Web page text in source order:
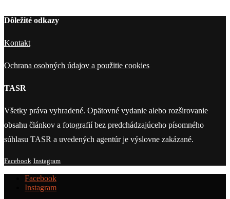
Dôležité odkazy
Kontakt
Ochrana osobných údajov a použitie cookies
TASR
Všetky práva vyhradené. Opätovné vydanie alebo rozširovanie
obsahu článkov a fotografií bez predchádzajúceho písomného
súhlasu TASR a uvedených agentúr je výslovne zakázané.
Facebook Instagram
Facebook
Instagram